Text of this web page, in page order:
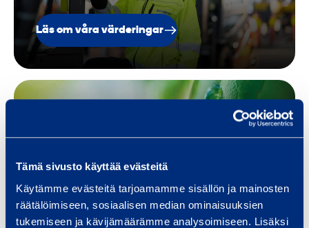
Tämä sivusto käyttää evästeitä
Käytämme evästeitä tarjoamamme sisällön ja mainosten
räätälöimiseen, sosiaalisen median ominaisuuksien
tukemiseen ja kävijämäärämme analysoimiseen. Lisäksi
Läs om våra värderingar
Genom att investera i säkerhets- och
verksamhet, utan bidrar också till
säkerheten för miljön och våra kunder.